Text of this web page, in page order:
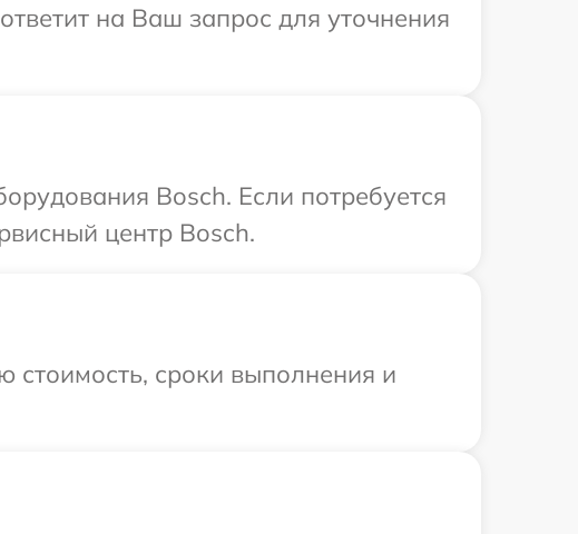
на Ваш запрос для уточнения
Bosch. Если потребуется
центр Bosch.
стоимость, сроки выполнения и